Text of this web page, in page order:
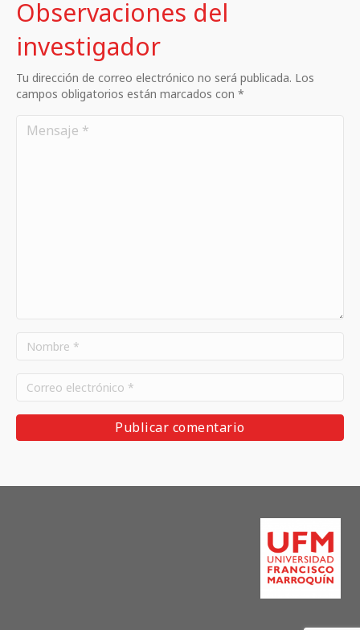
Observaciones del
investigador
Tu dirección de correo electrónico no será publicada. Los
campos obligatorios están marcados con *